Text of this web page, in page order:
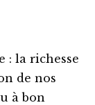
: la richesse
de nos
à bon